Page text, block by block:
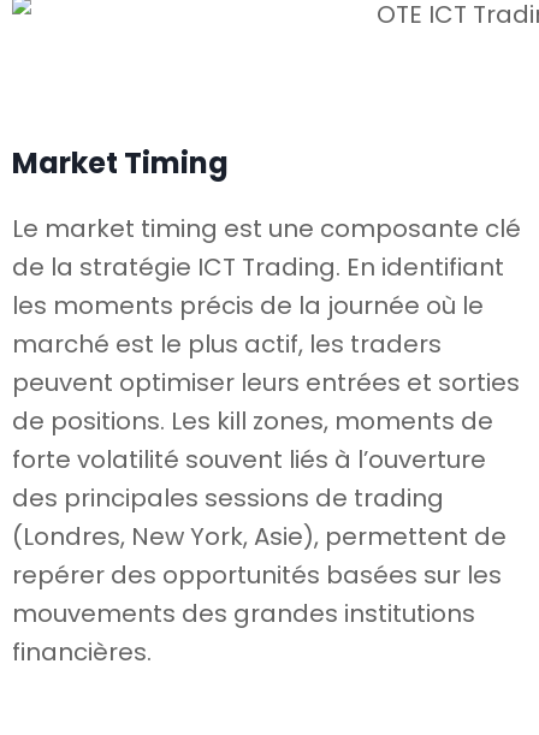
Market Timing
Le market timing est une composante clé
de la stratégie ICT Trading. En identifiant
les moments précis de la journée où le
marché est le plus actif, les traders
peuvent optimiser leurs entrées et sorties
de positions. Les kill zones, moments de
forte volatilité souvent liés à l’ouverture
des principales sessions de trading
(Londres, New York, Asie), permettent de
repérer des opportunités basées sur les
mouvements des grandes institutions
financières.